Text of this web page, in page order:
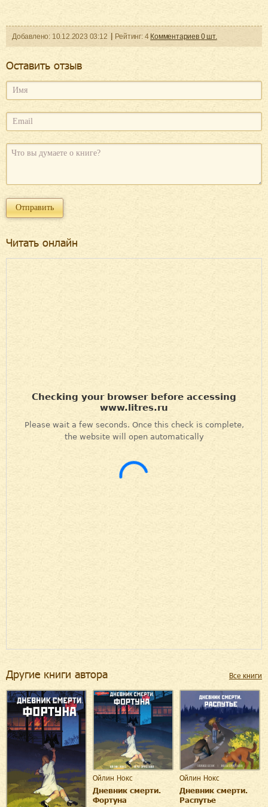
Добавленo: 10.12.2023 03:12 Рейтинг: 4 Комментариев 0шт.
Оcтавить отзыв
Читать онлайн
Другие книги автора Все книги
Ойлин Нокс
Дневник смерти.
Фортуна
Ойлин Нокс
Дневник смерти.
Распутье